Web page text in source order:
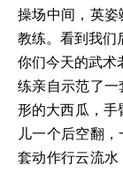
操场中间，英
教练。看到我们
你们今天的武
练亲自示范了
形的大西瓜，手
儿一个后空翻
套动作行云流